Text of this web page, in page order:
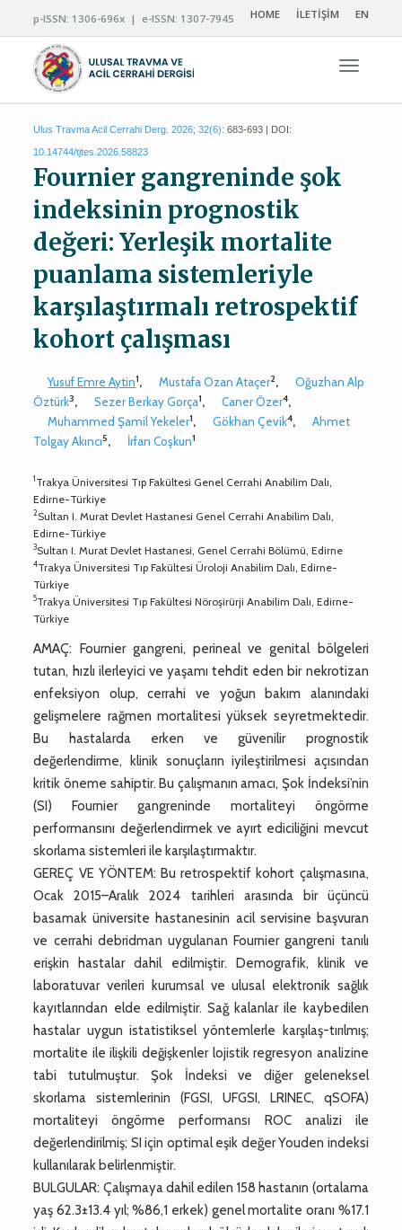
p-ISSN: 1306-696x | e-ISSN: 1307-7945 HOME İLETİŞİM EN
Ulus Travma Acil Cerrahi Derg. 2026; 32(6): 683-693 | DOI:
10.14744/tjtes.2026.58823
Fournier gangreninde şok
indeksinin prognostik
değeri: Yerleşik mortalite
puanlama sistemleriyle
karşılaştırmalı retrospektif
kohort çalışması
Yusuf Emre Aytin1, Mustafa Ozan Ataçer2,
Oğuzhan Alp
Öztürk3, Sezer Berkay Gorça1, Caner Özer4,
Muhammed Şamil Yekeler1, Gökhan Çevik4,
Ahmet
Tolgay Akıncı5, İrfan Coşkun1
1Trakya Üniversitesi Tıp Fakültesi Genel Cerrahi Anabilim Dalı,
Edirne-Türkiye
2Sultan I. Murat Devlet Hastanesi Genel Cerrahi Anabilim Dalı,
Edirne-Türkiye
3Sultan I. Murat Devlet Hastanesi, Genel Cerrahi Bölümü, Edirne
4Trakya Üniversitesi Tıp Fakültesi Üroloji Anabilim Dalı, Edirne-
Türkiye
5Trakya Üniversitesi Tıp Fakültesi Nöroşirürji Anabilim Dalı, Edirne-
Türkiye
AMAÇ: Fournier gangreni, perineal ve genital bölgeleri
tutan, hızlı ilerleyici ve yaşamı tehdit eden bir nekrotizan
enfeksiyon olup, cerrahi ve yoğun bakım alanındaki
gelişmelere rağmen mortalitesi yüksek seyretmektedir.
Bu hastalarda erken ve güvenilir prognostik
değerlendirme, klinik sonuçların iyileştirilmesi açısından
kritik öneme sahiptir. Bu çalışmanın amacı, Şok İndeksi’nin
(SI) Fournier gangreninde mortaliteyi öngörme
performansını değerlendirmek ve ayırt ediciliğini mevcut
skorlama sistemleri ile karşılaştırmaktır.
GEREÇ VE YÖNTEM: Bu retrospektif kohort çalışmasına,
Ocak 2015–Aralık 2024 tarihleri arasında bir üçüncü
basamak üniversite hastanesinin acil servisine başvuran
ve cerrahi debridman uygulanan Fournier gangreni tanılı
erişkin hastalar dahil edilmiştir. Demografik, klinik ve
laboratuvar verileri kurumsal ve ulusal elektronik sağlık
kayıtlarından elde edilmiştir. Sağ kalanlar ile kaybedilen
hastalar uygun istatistiksel yöntemlerle karşılaş-tırılmış;
mortalite ile ilişkili değişkenler lojistik regresyon analizine
tabi tutulmuştur. Şok İndeksi ve diğer geleneksel
skorlama sistemlerinin (FGSI, UFGSI, LRINEC, qSOFA)
mortaliteyi öngörme performansı ROC analizi ile
değerlendirilmiş; SI için optimal eşik değer Youden indeksi
kullanılarak belirlenmiştir.
BULGULAR: Çalışmaya dahil edilen 158 hastanın (ortalama
yaş 62.3±13.4 yıl; %86,1 erkek) genel mortalite oranı %17.1